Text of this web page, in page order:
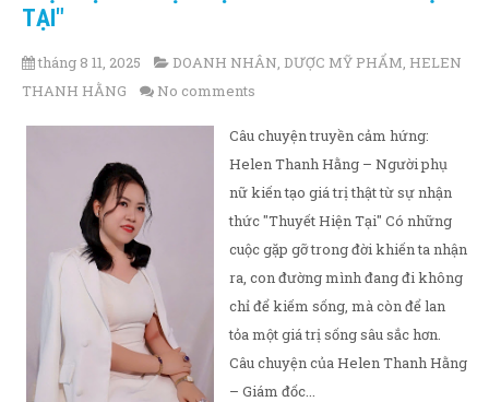
TẠI"
tháng 8 11, 2025 DOANH NHÂN DƯỢC MỸ PHẨM HELEN
THANH HẰNG
No comments
Câu chuyện truyền cảm hứng:
Helen Thanh Hằng – Người phụ
nữ kiến tạo giá trị thật từ sự nhận
thức "Thuyết Hiện Tại" Có những
cuộc gặp gỡ trong đời khiến ta nhận
ra, con đường mình đang đi không
chỉ để kiếm sống, mà còn để lan
tỏa một giá trị sống sâu sắc hơn.
Câu chuyện của Helen Thanh Hằng
– Giám đốc...